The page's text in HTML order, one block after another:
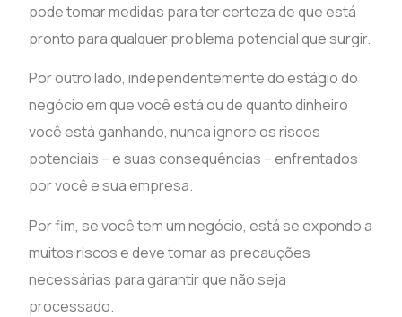
pode tomar medidas para ter certeza de que está
pronto para qualquer problema potencial que surgir.
Por outro lado, independentemente do estágio do
negócio em que você está ou de quanto dinheiro
você está ganhando, nunca ignore os riscos
potenciais – e suas consequências – enfrentados
por você e sua empresa.
Por fim, se você tem um negócio, está se expondo a
muitos riscos e deve tomar as precauções
necessárias para garantir que não seja
processado.